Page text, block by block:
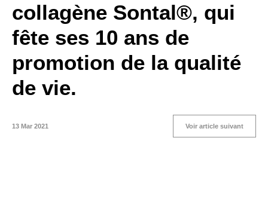
collagène Sontal®, qui
fête ses 10 ans de
promotion de la qualité
de vie.
13 Mar 2021 Voir article suivant